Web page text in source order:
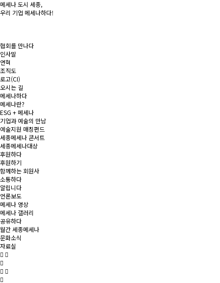
메세나 도시 세종,
우리 기업 메세나하다!
협회를 만나다
인사말
연혁
조직도
로고(CI)
오시는 길
메세나하다
메세나란?
ESG + 메세나
기업과 예술의 만남
예술지원 매칭펀드
세종메세나 콘서트
세종메세나대상
후원하다
후원하기
함께하는 회원사
소통하다
알립니다
언론보도
메세나 영상
메세나 갤러리
공유하다
월간 세종메세나
문화소식
자료실